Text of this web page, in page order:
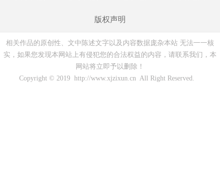
版权声明
相关作品的原创性、文中陈述文字以及内容数据庞杂本站 无法一一核
实，如果您发现本网站上有侵犯您的合法权益的内容，请联系我们，本
网站将立即予以删除！
Copyright © 2019 http://www.xjzixun.cn All Right Reserved.